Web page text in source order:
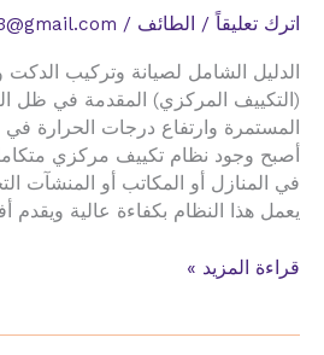
اترك تعليقاً / الطائف /
الدليل الشامل لصيانة وتركيب
(التكييف المركزي) المقدمة في ظل
المستمرة وارتفاع درجات الحرارة
أصبح وجود نظام تكييف مركزي
في المنازل أو المكاتب أو المنشآت
يعمل هذا النظام بكفاءة عالية ويقدم
صيانة
قراءة المزيد »